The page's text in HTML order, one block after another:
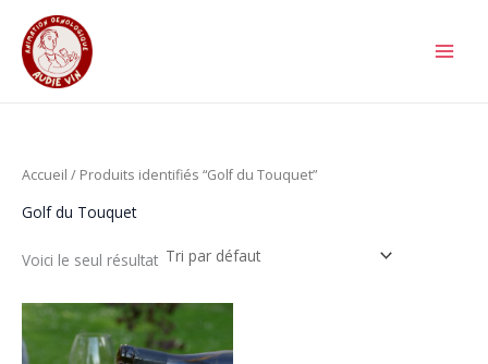
contenu
Accueil / Produits identifiés “Golf du Touquet”
Golf du Touquet
Voici le seul résultat